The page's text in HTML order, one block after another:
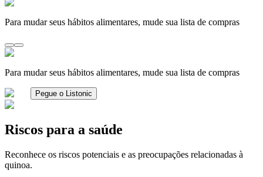
Para mudar seus hábitos alimentares, mude sua lista de compras
Para mudar seus hábitos alimentares, mude sua lista de compras
Pegue o Listonic
Riscos para a saúde
Reconhece os riscos potenciais e as preocupações relacionadas à
quinoa.